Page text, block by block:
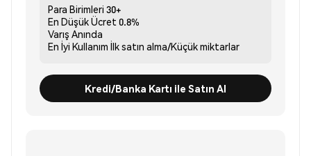
Para Birimleri 30+
En Düşük Ücret 0.8%
Varış Anında
En İyi Kullanım İlk satın alma/Küçük miktarlar
Kredi/Banka Kartı ile Satın Al